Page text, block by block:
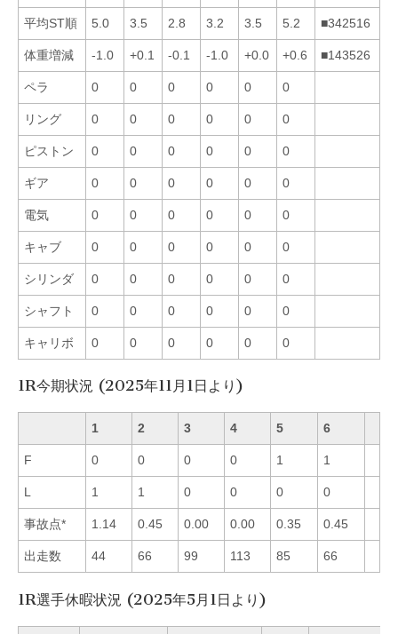
平均ST順 5.0 3.5 2.8 3.2 3.5 5.2 ■342516
体重増減 -1.0 +0.1 -0.1 -1.0 +0.0 +0.6 ■143526
ペラ 0 0 0 0 0 0
リング 0 0 0 0 0 0
ピストン 0 0 0 0 0 0
ギア 0 0 0 0 0 0
電気 0 0 0 0 0 0
キャブ 0 0 0 0 0 0
シリンダ 0 0 0 0 0 0
シャフト 0 0 0 0 0 0
キャリボ 0 0 0 0 0 0
1R今期状況 (2025年11月1日より)
1 2 3 4 5 6
F 0 0 0 0 1 1
L 1 1 0 0 0 0
事故点* 1.14 0.45 0.00 0.00 0.35 0.45
出走数 44 66 99 113 85 66
1R選手休暇状況 (2025年5月1日より)